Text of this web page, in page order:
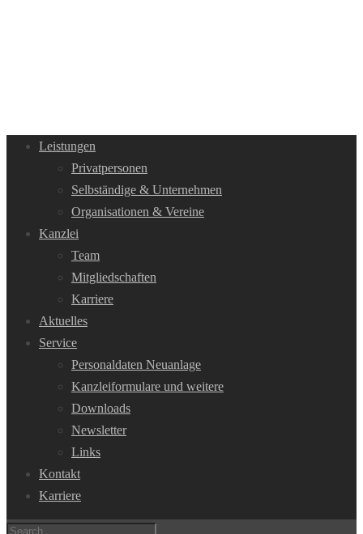
Leistungen
Privatpersonen
Selbständige & Unternehmen
Organisationen & Vereine
Kanzlei
Team
Mitgliedschaften
Karriere
Aktuelles
Service
Personaldaten Neuanlage
Kanzleiformulare und weitere
Downloads
Newsletter
Links
Kontakt
Karriere